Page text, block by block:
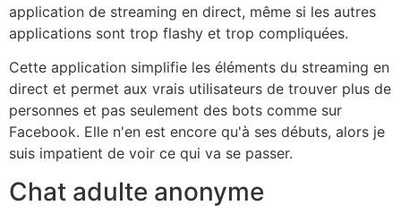
application de streaming en direct, même si les autres
applications sont trop flashy et trop compliquées.
Cette application simplifie les éléments du streaming en
direct et permet aux vrais utilisateurs de trouver plus de
personnes et pas seulement des bots comme sur
Facebook. Elle n'en est encore qu'à ses débuts, alors je
suis impatient de voir ce qui va se passer.
Chat adulte anonyme